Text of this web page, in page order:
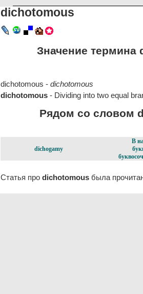
dichotomous
Значение
dichotomous - dichotomous
dichotomous - Dividing into two equal
Рядом со словом
dichogamy
В
Статья про dichotomous была